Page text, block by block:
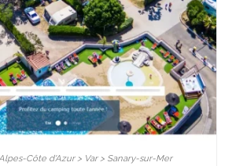
Côte d'Azur > Var > Sanary-sur-Mer